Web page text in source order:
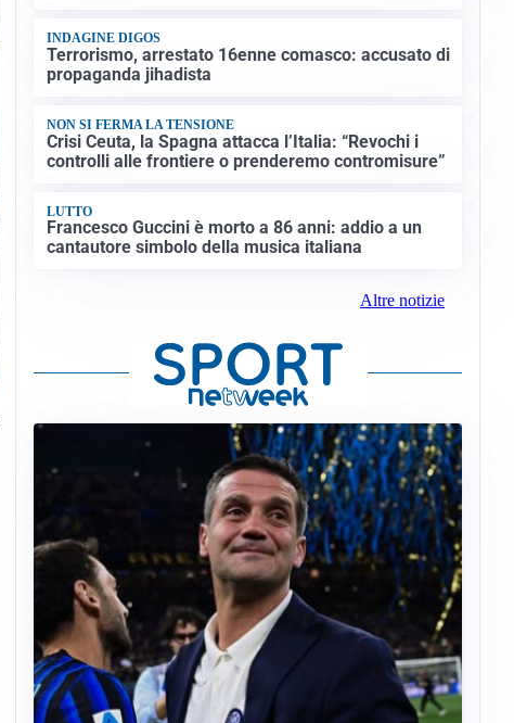
INDAGINE DIGOS
Terrorismo, arrestato 16enne comasco: accusato di
propaganda jihadista
NON SI FERMA LA TENSIONE
Crisi Ceuta, la Spagna attacca l’Italia: “Revochi i
controlli alle frontiere o prenderemo contromisure”
LUTTO
Francesco Guccini è morto a 86 anni: addio a un
cantautore simbolo della musica italiana
Altre notizie